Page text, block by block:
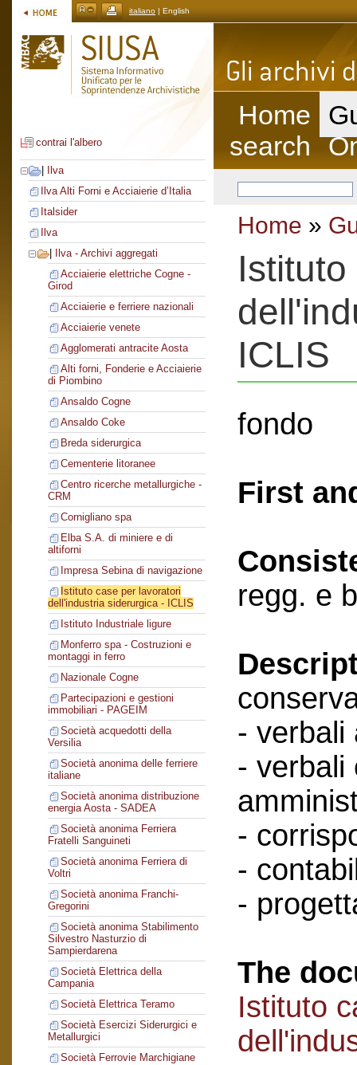
italiano | English
contrai l'albero
Ilva
Ilva Alti Forni e Acciaierie d’Italia
Italsider
Ilva
Ilva - Archivi aggregati
Acciaierie elettriche Cogne -
Girod
Acciaierie e ferriere nazionali
Acciaierie venete
Agglomerati antracite Aosta
Alti forni, Fonderie e Acciaierie
di Piombino
Ansaldo Cogne
Ansaldo Coke
Breda siderurgica
Cementerie litoranee
Centro ricerche metallurgiche -
CRM
Cornigliano spa
Elba S.A. di miniere e di
altiforni
Impresa Sebina di navigazione
Istituto case per lavoratori
dell'industria siderurgica - ICLIS
Istituto Industriale ligure
Monferro spa - Costruzioni e
montaggi in ferro
Nazionale Cogne
Partecipazioni e gestioni
immobiliari - PAGEIM
Società acquedotti della
Versilia
Società anonima delle ferriere
italiane
Società anonima distribuzione
energia Aosta - SADEA
Società anonima Ferriera
Fratelli Sanguineti
Società anonima Ferriera di
Voltri
Società anonima Franchi-
Gregorini
Società anonima Stabilimento
Silvestro Nasturzio di
Sampierdarena
Società Elettrica della
Campania
Società Elettrica Teramo
Società Esercizi Siderurgici e
Metallurgici
Società Ferrovie Marchigiane
Home
search
Home »
ICLIS
fondo
First
regg. e
- verbali
- verbali
-
-
-
The
Istituto